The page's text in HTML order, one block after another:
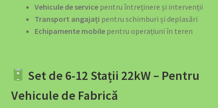
Încărcătoare și Electronice
Informații Despre Companie
luminat Solar România – Soluții Complete pentru Grădină
și Casă
Vehicule de servicepentru întreținere și intervenții
Transport angajați pentru schimburi și deplasări
Echipamente mobilepentru operațiuni în teren
Set de 6-12 Stații 22kW – Pentru
Vehicule de Fabrică